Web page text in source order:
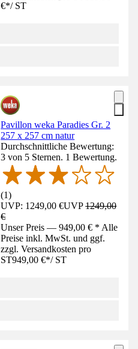
€*/ ST
Pavillon weka Paradies Gr. 2
257 x 257 cm natur
Durchschnittliche Bewertung:
3 von 5 Sternen. 1 Bewertung.
(1)
UVP: 1249,00 €UVP1249,00
€
Unser Preis — 949,00 € * Alle
Preise inkl. MwSt. und ggf.
zzgl. Versandkosten pro
ST949,00 €*/ ST